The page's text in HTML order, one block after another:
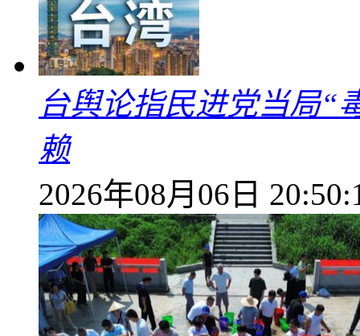
台舆论指民进党当局“
赖
2026年08月06日